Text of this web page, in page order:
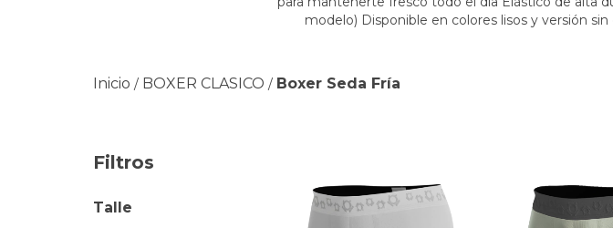
modelo) Disponible en colores lisos y versión sin
Inicio / BOXER CLASICO / Boxer Seda Fría
Filtros
Talle